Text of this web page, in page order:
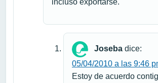
incluso exportarse.
Joseba dice:
05/04/2010 a las 9:46
Estoy de acuerdo